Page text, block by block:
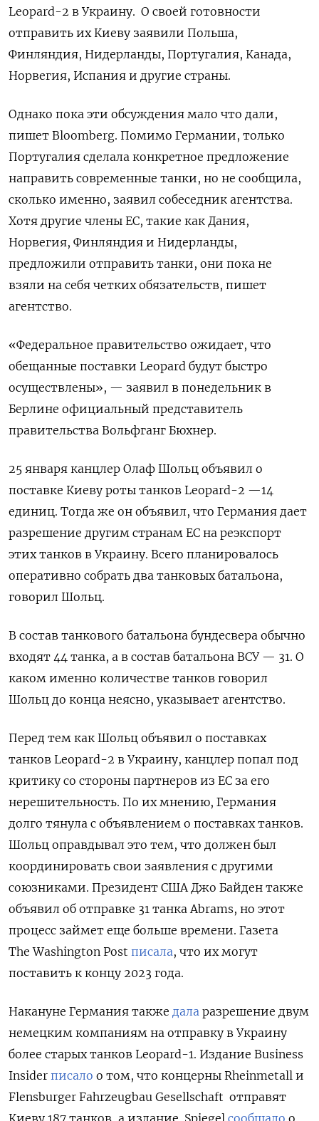
Leopard-2 в Украину. О своей готовности
отправить их Киеву заявили Польша,
Финляндия, Нидерланды, Португалия, Канада,
Норвегия, Испания и другие страны.
Однако пока эти обсуждения мало что дали,
пишет Bloomberg. Помимо Германии, только
Португалия сделала конкретное предложение
направить современные танки, но не сообщила,
сколько именно, заявил собеседник агентства.
Хотя другие члены ЕС, такие как Дания,
Норвегия, Финляндия и Нидерланды,
предложили отправить танки, они пока не
взяли на себя четких обязательств, пишет
агентство.
«Федеральное правительство ожидает, что
обещанные поставки Leopard будут быстро
осуществлены», — заявил в понедельник в
Берлине официальный представитель
правительства Вольфганг Бюхнер.
25 января канцлер Олаф Шольц объявил о
поставке Киеву роты танков Leopard-2 —14
единиц. Тогда же он объявил, что Германия дает
разрешение другим странам ЕС на реэкспорт
этих танков в Украину. Всего планировалось
оперативно собрать два танковых батальона,
говорил Шольц.
В состав танкового батальона бундесвера обычно
входят 44 танка, а в состав батальона ВСУ — 31. О
каком именно количестве танков говорил
Шольц до конца неясно, указывает агентство.
Перед тем как Шольц объявил о поставках
танков Leopard-2 в Украину, канцлер попал под
критику со стороны партнеров из ЕС за его
нерешительность. По их мнению, Германия
долго тянула с объявлением о поставках танков.
Шольц оправдывал это тем, что должен был
координировать свои заявления с другими
союзниками. Президент США Джо Байден также
объявил об отправке 31 танка Abrams, но этот
процесс займет еще больше времени. Газета
The Washington Post писала, что их могут
поставить к концу 2023 года.
Накануне Германия также дала разрешение двум
немецким компаниям на отправку в Украину
более старых танков Leopard-1. Издание Business
Insider писало о том, что концерны Rheinmetall и
Flensburger Fahrzeugbau Gesellschaft отправят
Киеву 187 танков, а издание Spiegel сообщало о